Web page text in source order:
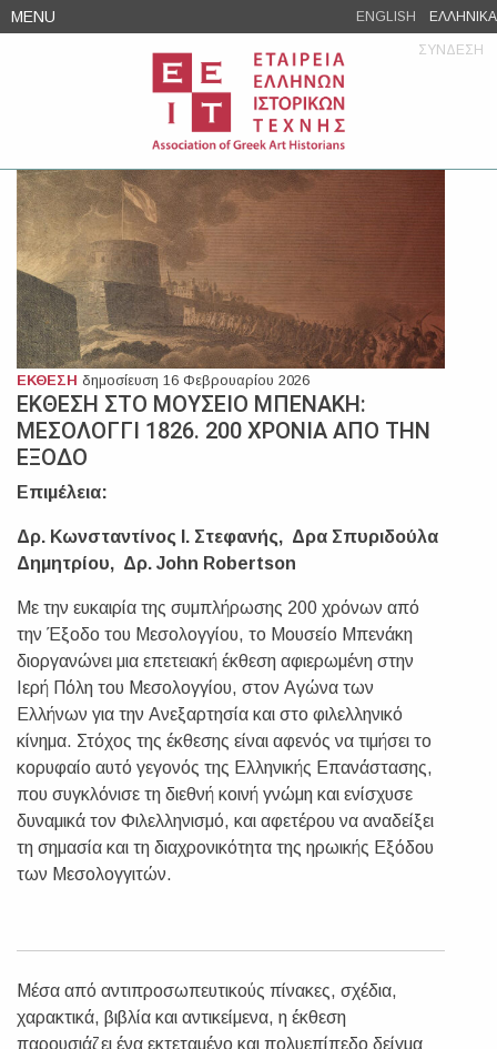
Skip
to
MENU ENGLISH ΕΛΛΗΝΙΚΑ
ΣΥΝΔΕΣΗ
ΕΚΘΕΣΗ δημοσίευση 16 Φεβρουαρίου 2026
ΕΚΘΕΣΗ ΣΤΟ ΜΟΥΣΕΙΟ ΜΠΕΝΑΚΗ:
ΜΕΣΟΛΟΓΓΙ 1826. 200 ΧΡΟΝΙΑ ΑΠΟ ΤΗΝ
ΕΞΟΔΟ
Επιμέλεια:
Δρ. Κωνσταντίνος Ι. Στεφανής, Δρα Σπυριδούλα
Δημητρίου, Δρ. John Robertson
Με την ευκαιρία της συμπλήρωσης 200 χρόνων από
την Έξοδο του Μεσολογγίου, το Μουσείο Μπενάκη
διοργανώνει μια επετειακή έκθεση αφιερωμένη στην
Ιερή Πόλη του Μεσολογγίου, στον Αγώνα των
Ελλήνων για την Ανεξαρτησία και στο φιλελληνικό
κίνημα. Στόχος της έκθεσης είναι αφενός να τιμήσει το
κορυφαίο αυτό γεγονός της Ελληνικής Επανάστασης,
που συγκλόνισε τη διεθνή κοινή γνώμη και ενίσχυσε
δυναμικά τον Φιλελληνισμό, και αφετέρου να αναδείξει
τη σημασία και τη διαχρονικότητα της ηρωικής Εξόδου
των Μεσολογγιτών.
Μέσα από αντιπροσωπευτικούς πίνακες, σχέδια,
χαρακτικά, βιβλία και αντικείμενα, η έκθεση
παρουσιάζει ένα εκτεταμένο και πολυεπίπεδο δείγμα